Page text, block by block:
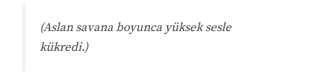
(Aslan savana boyunca yüksek sesle
kükredi.)